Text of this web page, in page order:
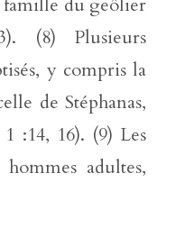
famille du geôlier
(8) Plusieurs
y compris la
de Stéphanas,
:14, 16). (9) Les
adultes,